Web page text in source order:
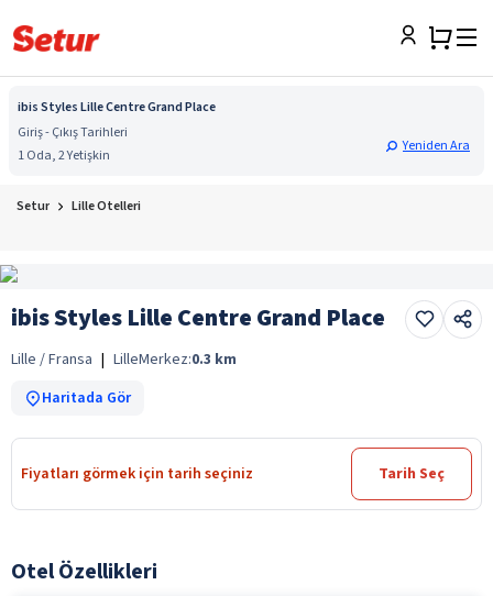
ibis Styles Lille Centre Grand Place
Giriş - Çıkış Tarihleri
1 Oda, 2 Yetişkin
Yeniden Ara
Setur Lille Otelleri
ibis Styles Lille Centre Grand Place
Lille / Fransa | LilleMerkez:0.3 km
Haritada Gör
Fiyatları görmek için tarih seçiniz Tarih Seç
Otel Özellikleri